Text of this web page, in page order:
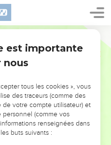
L’ÉVÉNEMENT
!
VOUS ÉVITER LES
?
est importante
nous
tous les cookies », vous
des traceurs (comme des
votre compte utilisateur) et
personnel (comme vos
renseignées dans
buts suivants :